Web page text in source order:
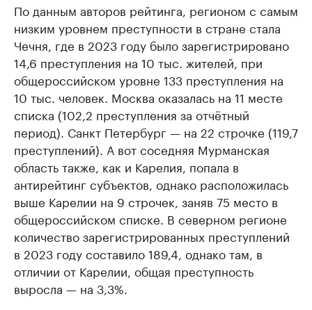
По данным авторов рейтинга, регионом с самым
низким уровнем преступности в стране стала
Чечня, где в 2023 году было зарегистрировано
14,6 преступления на 10 тыс. жителей, при
общероссийском уровне 133 преступления на
10 тыс. человек. Москва оказалась на 11 месте
списка (102,2 преступления за отчётный
период). Санкт Петербург — на 22 строчке (119,7
преступлений). А вот соседняя Мурманская
область также, как и Карелия, попала в
антирейтинг субъектов, однако расположилась
выше Карелии на 9 строчек, заняв 75 место в
общероссийском списке. В северном регионе
количество зарегистрированных преступлений
в 2023 году составило 189,4, однако там, в
отличии от Карелии, общая преступность
выросла — на 3,3%.